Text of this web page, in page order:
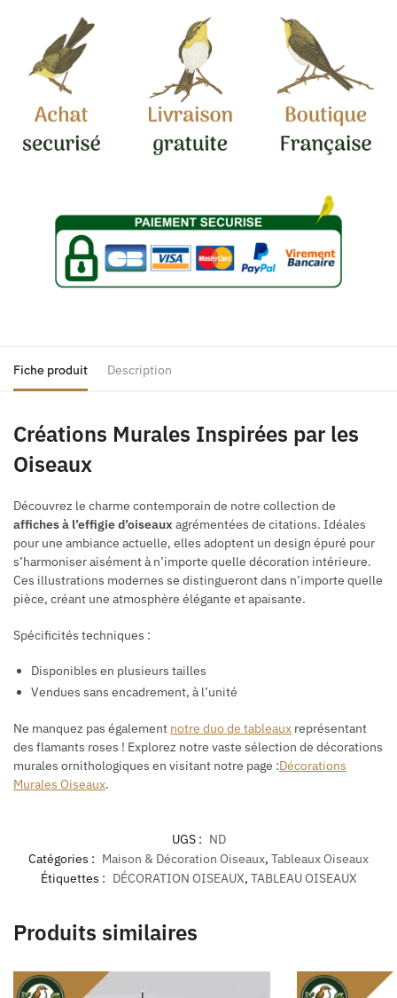
Fiche produit Description
Créations Murales Inspirées par les
Oiseaux
Découvrez le charme contemporain de notre collection de
affiches à l’effigie d’oiseaux agrémentées de citations. Idéales
pour une ambiance actuelle, elles adoptent un design épuré pour
s’harmoniser aisément à n’importe quelle décoration intérieure.
Ces illustrations modernes se distingueront dans n’importe quelle
pièce, créant une atmosphère élégante et apaisante.
Spécificités techniques :
Disponibles en plusieurs tailles
Vendues sans encadrement, à l’unité
Ne manquez pas également notre duo de tableaux représentant
des flamants roses ! Explorez notre vaste sélection de décorations
murales ornithologiques en visitant notre page :Décorations
Murales Oiseaux.
UGS : ND
Catégories : Maison & Décoration Oiseaux, Tableaux Oiseaux
Étiquettes : DÉCORATION OISEAUX, TABLEAU OISEAUX
Produits similaires